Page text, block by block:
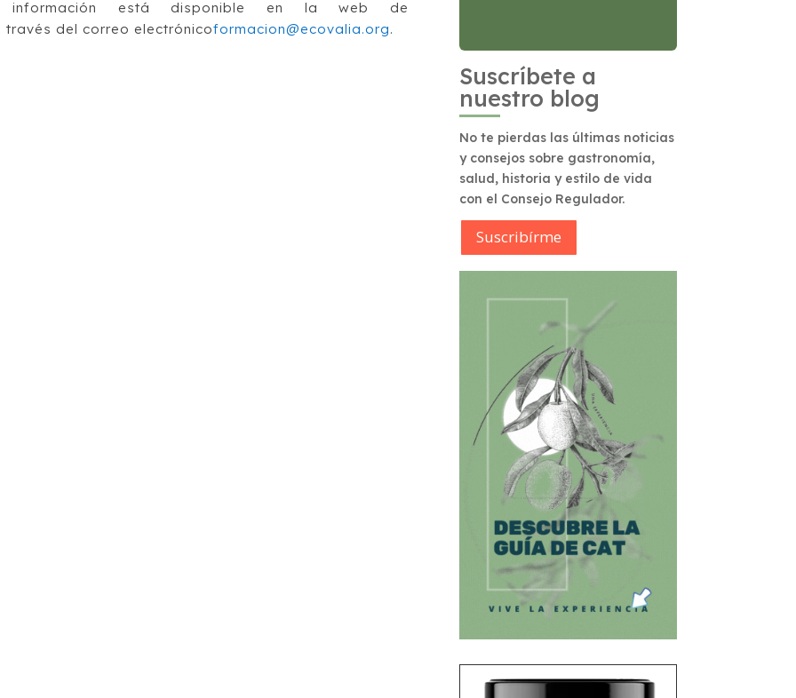
está disponible en la web de
través del correo electrónicoformacion@ecovalia.org.
Suscríbete a
nuestro blog
No te pierdas las últimas noticias
y consejos sobre gastronomía,
salud, historia y estilo de vida
con el Consejo Regulador.
Suscribírme